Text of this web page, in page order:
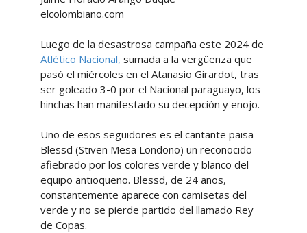
elcolombiano.com
Luego de la desastrosa campaña este 2024 de
Atlético Nacional, sumada a la vergüenza que
pasó el miércoles en el Atanasio Girardot, tras
ser goleado 3-0 por el Nacional paraguayo, los
hinchas han manifestado su decepción y enojo.
Uno de esos seguidores es el cantante paisa
Blessd (Stiven Mesa Londoño) un reconocido
afiebrado por los colores verde y blanco del
equipo antioqueño. Blessd, de 24 años,
constantemente aparece con camisetas del
verde y no se pierde partido del llamado Rey
de Copas.